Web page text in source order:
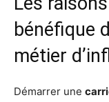
bénéfique
métier
Démarrer une